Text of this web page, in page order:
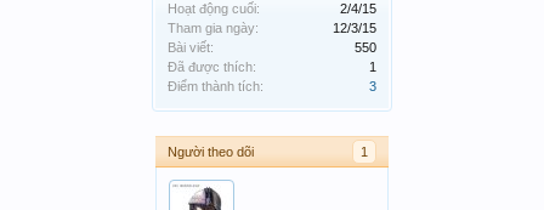
Hoạt động cuối:
2/4/15
Tham gia ngày:
12/3/15
Bài viết:
550
Đã được thích:
1
Điểm thành tích:
3
Người theo dõi 1